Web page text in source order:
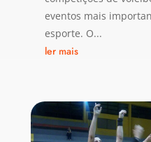
eventos mais
esporte. O...
ler mais